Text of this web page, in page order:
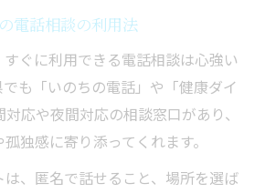
電話相談の利用法
ぐに利用できる電話相談は心強い
も「いのちの電話」や「健康ダイ
応や夜間対応の相談窓口があり、
独感に寄り添ってくれます。
、匿名で話せること、場所を選ば